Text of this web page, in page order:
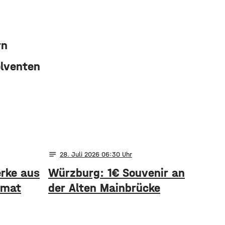
aus
notes 28. Juli 2026 06:30
Würzburg: 1€ Souvenir an
der Alten Mainbrücke